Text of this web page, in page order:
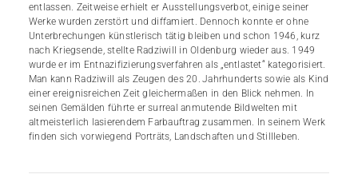
entlassen. Zeitweise erhielt er Ausstellungsverbot, einige seiner
Werke wurden zerstört und diffamiert. Dennoch konnte er ohne
Unterbrechungen künstlerisch tätig bleiben und schon 1946, kurz
nach Kriegsende, stellte Radziwill in Oldenburg wieder aus. 1949
wurde er im Entnazifizierungsverfahren als „entlastet“ kategorisiert.
Man kann Radziwill als Zeugen des 20. Jahrhunderts sowie als Kind
einer ereignisreichen Zeit gleichermaßen in den Blick nehmen. In
seinen Gemälden führte er surreal anmutende Bildwelten mit
altmeisterlich lasierendem Farbauftrag zusammen. In seinem Werk
finden sich vorwiegend Porträts, Landschaften und Stillleben.